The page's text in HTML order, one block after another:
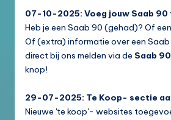
07-10-2025: Voeg jouw Saab 90
Heb je een Saab 90 (gehad)? Of
Of (extra) informatie over een Saab
direct bij ons melden via de Saab
knop!
29-07-2025: Te Koop- sectie
Nieuwe 'te koop'- websites